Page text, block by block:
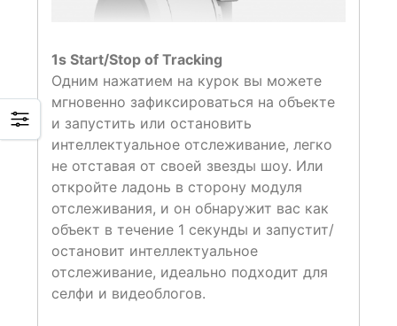
1s Start/Stop of Tracking
Одним нажатием на курок вы можете
мгновенно зафиксироваться на объекте
и запустить или остановить
интеллектуальное отслеживание, легко
не отставая от своей звезды шоу. Или
откройте ладонь в сторону модуля
отслеживания, и он обнаружит вас как
объект в течение 1 секунды и запустит/
остановит интеллектуальное
отслеживание, идеально подходит для
селфи и видеоблогов.